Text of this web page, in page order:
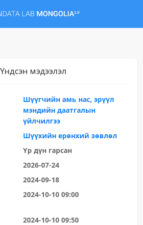
Үндсэн мэдээлэл
Шүүгчийн амь нас, эрүүл
мэндийн даатгалын
үйлчилгээ
Шүүхийн ерөнхий зөвлөл
Үр дүн гарсан
2026-07-24
2024-09-18
2024-10-10 09:00
2024-10-10 09:50